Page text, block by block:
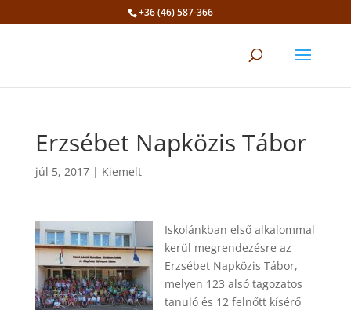
+36 (46) 587-366
Erzsébet Napközis Tábor
júl 5, 2017| Kiemelt
Iskolánkban első alkalommal
kerül megrendezésre az
Erzsébet Napközis Tábor,
melyen 123 alsó tagozatos
tanuló és 12 felnőtt kísérő